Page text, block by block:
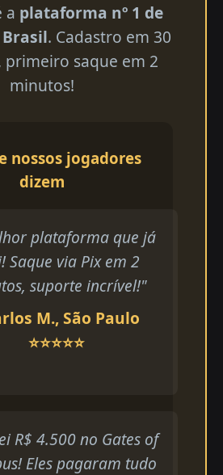
a plataforma nº 1 de
. Cadastro em 30
primeiro saque em 2
minutos!
nossos jogadores
dizem
plataforma que já
Saque via Pix em 2
suporte incrível!"
M., São Paulo
⭐⭐⭐⭐⭐
R$ 4.500 no Gates of
Eles pagaram tudo